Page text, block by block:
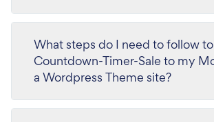
What steps do I need to follow
Countdown-Timer-Sale to my
a Wordpress Theme site?